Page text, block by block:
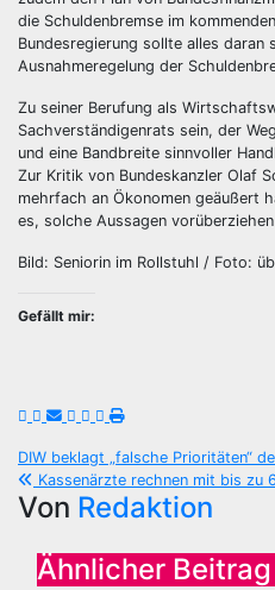
die Schuldenbremse im
Bundesregierung sollte alles
Ausnahmeregelung der
Zu seiner Berufung als
Sachverständigenrats sein, der
und eine Bandbreite sinnvoller
Zur Kritik von Bundeskanzler Olaf
mehrfach an Ökonomen geäußert
es, solche Aussagen
Bild: Seniorin im Rollstuhl / Foto:
Gefällt mir:
DIW beklagt „falsche Prioritäten“
Kassenärzte rechnen mit bis zu
Von Redaktion
Ähnlicher Beitrag